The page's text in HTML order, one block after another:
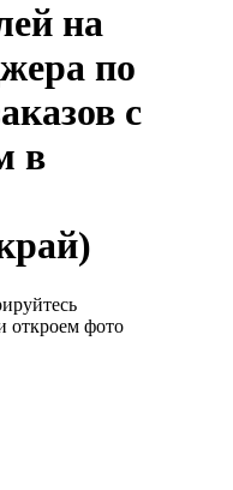
на
по
с
в
откроем фото